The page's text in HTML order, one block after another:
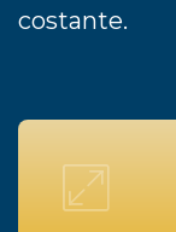
costante.